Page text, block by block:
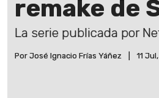
remake de
La serie publicada por
Por José Ignacio Frías Yáñez 11